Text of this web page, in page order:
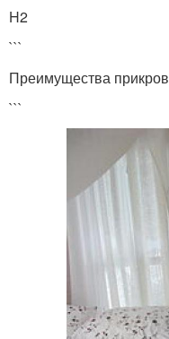
H2
```
Преимущества
```